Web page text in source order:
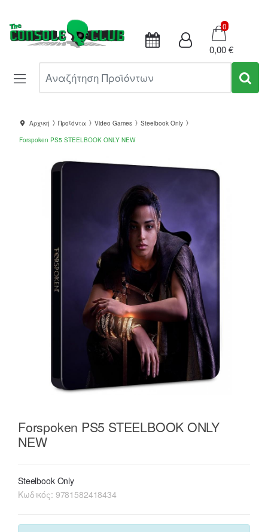
Καλάθι
0
0,00 €
Αρχική Προϊόντα Video Games
Steelbook Only
Forspoken PS5 STEELBOOK ONLY NEW
Forspoken PS5 STEELBOOK ONLY
NEW
Steelbook Only
Κωδικός: 9781582418434